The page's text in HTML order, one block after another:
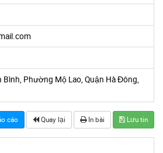
Phường Mộ Lao, Quận Hà Đông,
cáo Quay lại In bài Lưu tin